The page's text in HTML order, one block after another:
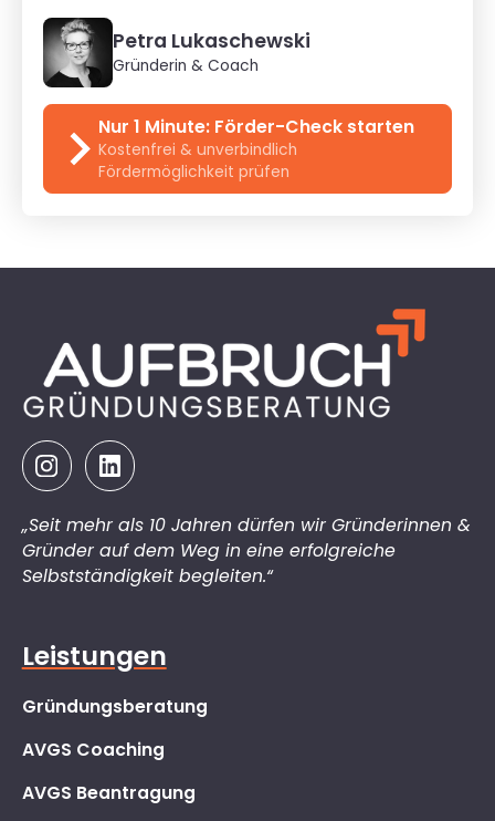
Petra Lukaschewski
Gründerin & Coach
Nur 1 Minute: Förder-Check starten
Kostenfrei & unverbindlich
Fördermöglichkeit prüfen
„Seit mehr als 10 Jahren dürfen wir Gründerinnen &
Gründer auf dem Weg in eine erfolgreiche
Selbstständigkeit begleiten.“
Leistungen
Gründungsberatung
AVGS Coaching
AVGS Beantragung